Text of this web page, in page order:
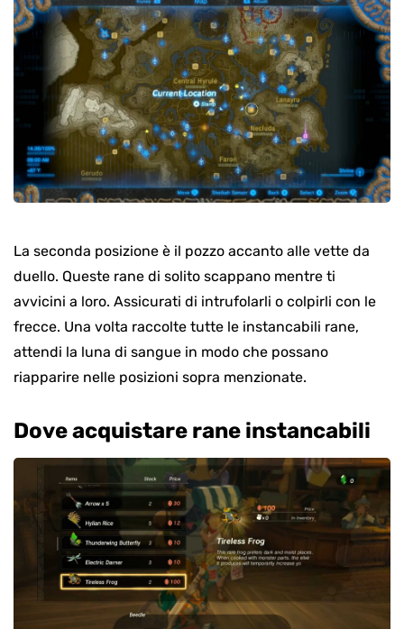
La seconda posizione è il pozzo accanto alle vette da
duello. Queste rane di solito scappano mentre ti
avvicini a loro. Assicurati di intrufolarli o colpirli con le
frecce. Una volta raccolte tutte le instancabili rane,
attendi la luna di sangue in modo che possano
riapparire nelle posizioni sopra menzionate.
Dove acquistare rane instancabili